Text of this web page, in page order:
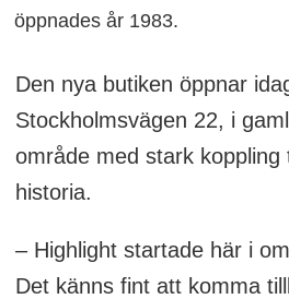
öppnades år 1983.
Den nya butiken öppnar
Stockholmsvägen 22, i
område med stark koppling
historia.
– Highlight startade här i
Det känns fint att komma